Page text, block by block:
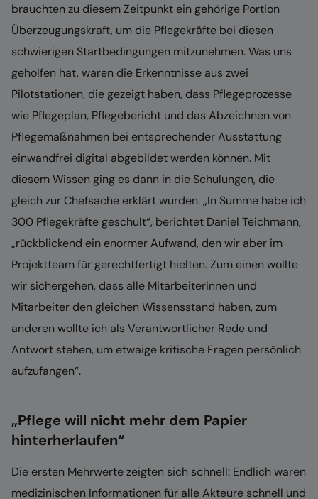
brauchten zu diesem Zeitpunkt ein gehörige Portion
Überzeugungskraft, um die Pflegekräfte bei diesen
schwierigen Startbedingungen mitzunehmen. Was uns
geholfen hat, waren die Erkenntnisse aus zwei
Pilotstationen, die gezeigt haben, dass Pflegeprozesse
wie Pflegeplan, Pflegebericht und das Abzeichnen von
Pflegemaßnahmen bei entsprechender Ausstattung
einwandfrei digital abgebildet werden können. Mit
diesem Wissen ging es dann in die Schulungen, die
gleich zur Chefsache erklärt wurden. „In Summe habe ich
300 Pflegekräfte geschult“, berichtet Daniel Teichmann,
„rückblickend ein enormer Aufwand, den wir aber im
Projektteam für gerechtfertigt hielten. Zum einen wollte
wir sichergehen, dass alle Mitarbeiterinnen und
Mitarbeiter den gleichen Wissensstand haben, zum
anderen wollte ich als Verantwortlicher Rede und
Antwort stehen, um etwaige kritische Fragen persönlich
aufzufangen“.
„Pflege will nicht mehr dem Papier
hinterherlaufen“
Die ersten Mehrwerte zeigten sich schnell: Endlich waren
medizinischen Informationen für alle Akteure schnell und